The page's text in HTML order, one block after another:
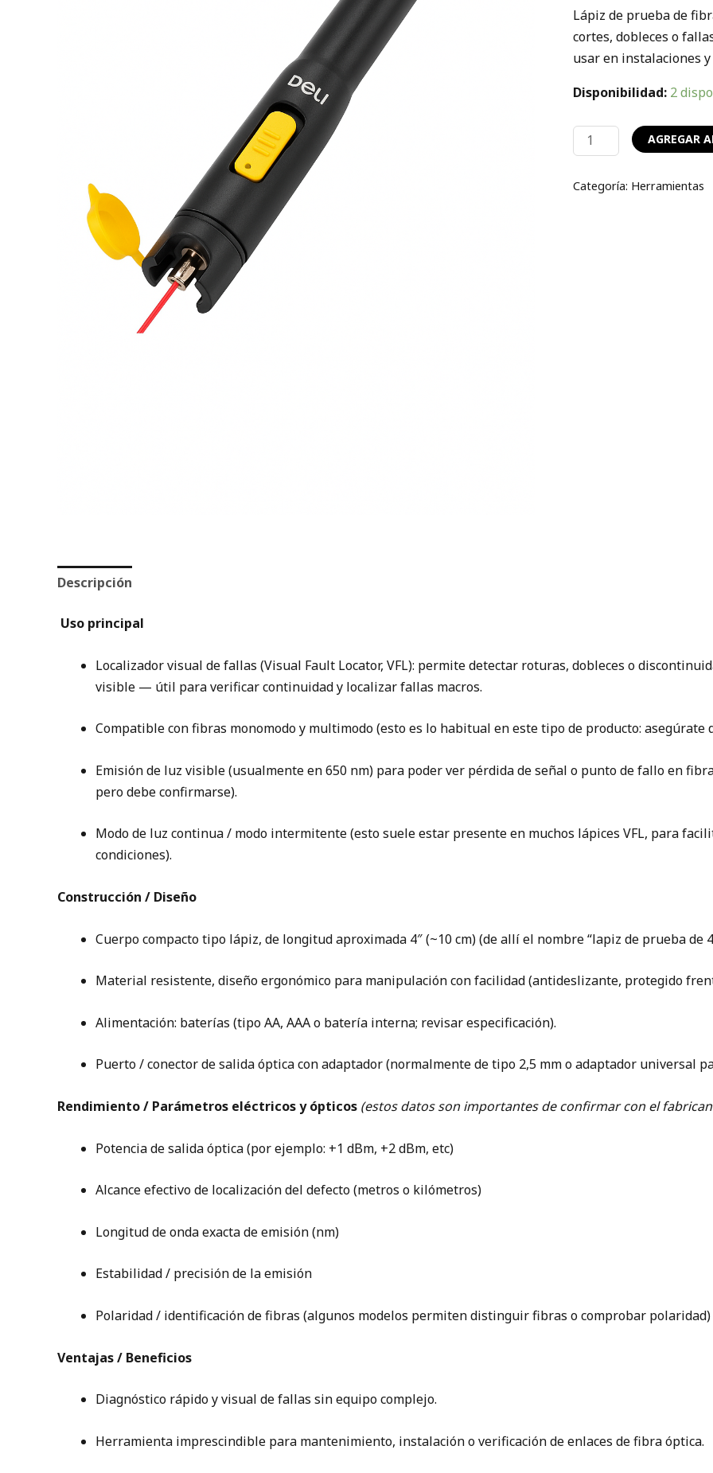
Lápiz de prueba de
cortes, dobleces o
usar en instalaciones
Disponibilidad: 2
DL335)
cantidad
AGREGAR
Categoría: Herramientas
Descripción
Uso principal
Localizador visual de fallas (Visual Fault Locator, VFL): permite detectar roturas, dobleces o
visible — útil para verificar continuidad y localizar fallas macros.
Compatible con fibras monomodo y multimodo (esto es lo habitual en este tipo de producto: asegúrate
Emisión de luz visible (usualmente en 650 nm) para poder ver pérdida de señal o punto de fallo en
pero debe confirmarse).
Modo de luz continua / modo intermitente (esto suele estar presente en muchos lápices VFL, para
condiciones).
Construcción / Diseño
Cuerpo compacto tipo lápiz, de longitud aproximada 4″ (~10 cm) (de allí el nombre “lapiz de prueba de
Material resistente, diseño ergonómico para manipulación con facilidad (antideslizante, protegido
Alimentación: baterías (tipo AA, AAA o batería interna; revisar especificación).
Puerto / conector de salida óptica con adaptador (normalmente de tipo 2,5 mm o adaptador universal
Rendimiento / Parámetros eléctricos y ópticos (estos datos son importantes de confirmar con el
Potencia de salida óptica (por ejemplo: +1 dBm, +2 dBm, etc)
Alcance efectivo de localización del defecto (metros o kilómetros)
Longitud de onda exacta de emisión (nm)
Estabilidad / precisión de la emisión
Polaridad / identificación de fibras (algunos modelos permiten distinguir fibras o comprobar polaridad)
Ventajas / Beneficios
Diagnóstico rápido y visual de fallas sin equipo complejo.
Herramienta imprescindible para mantenimiento, instalación o verificación de enlaces de fibra óptica.